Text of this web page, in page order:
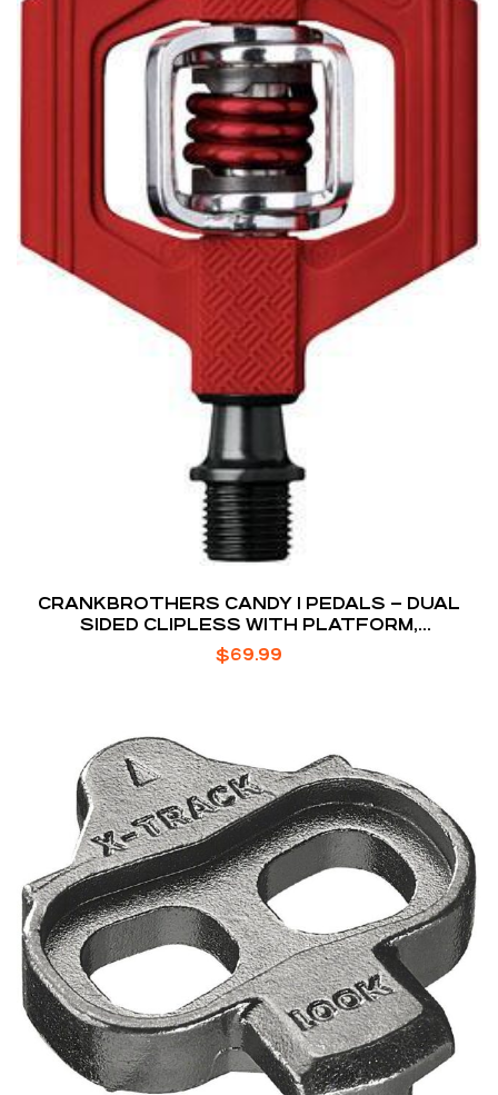
CRANKBROTHERS CANDY 1 PEDALS – DUAL
SIDED CLIPLESS WITH PLATFORM,
COMPOSITE, 9/16″, RED
$69.99